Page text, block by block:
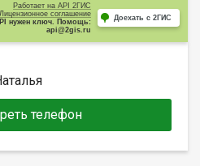
Работает на API 2ГИС
Лицензионное соглашение
нужен ключ. Помощь:
api@2gis.ru
Доехать с 2ГИС
телефон